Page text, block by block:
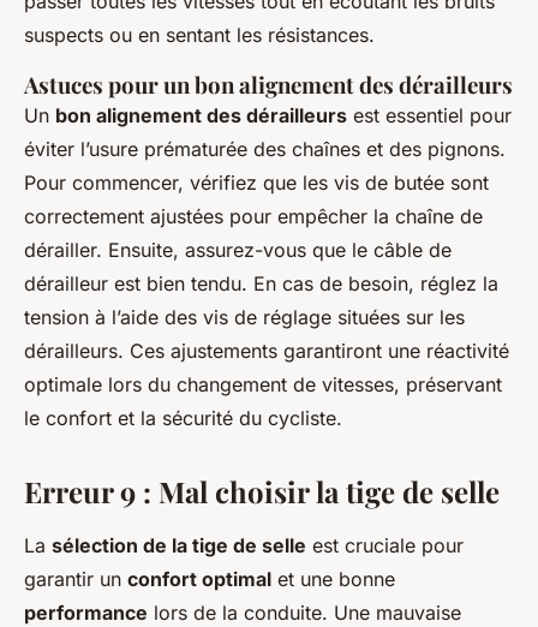
suspects ou en sentant les résistances.
Astuces pour un bon alignement des dérailleurs
Un bon alignement des dérailleurs est essentiel pour
éviter l’usure prématurée des chaînes et des pignons.
Pour commencer, vérifiez que les vis de butée sont
correctement ajustées pour empêcher la chaîne de
dérailler. Ensuite, assurez-vous que le câble de
dérailleur est bien tendu. En cas de besoin, réglez la
tension à l’aide des vis de réglage situées sur les
dérailleurs. Ces ajustements garantiront une réactivité
optimale lors du changement de vitesses, préservant
le confort et la sécurité du cycliste.
Erreur 9 : Mal choisir la tige de selle
La sélection de la tige de selle est cruciale pour
garantir un confort optimal et une bonne
performance lors de la conduite. Une mauvaise